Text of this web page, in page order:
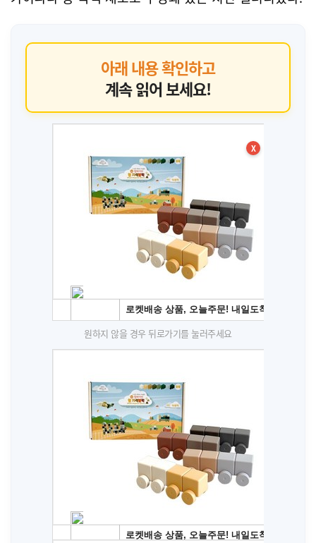
아래 내용 확인하고
계속 읽어 보세요!
X
원하지 않을 경우 뒤로가기를 눌러주세요